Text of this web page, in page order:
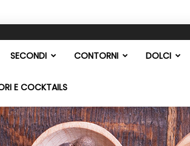
SECONDI CONTORNI DOLCI
E COCKTAILS